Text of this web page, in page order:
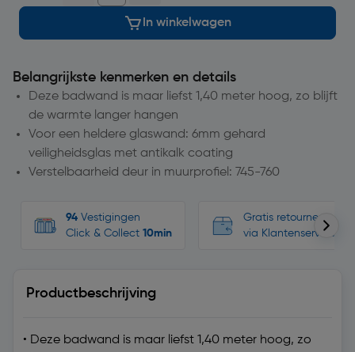
In winkelwagen
Belangrijkste kenmerken en details
Deze badwand is maar liefst 1,40 meter hoog, zo blijft
de warmte langer hangen
Voor een heldere glaswand: 6mm gehard
veiligheidsglas met antikalk coating
Verstelbaarheid deur in muurprofiel: 745-760
94 Vestigingen
Click & Collect 10min
Gratis retourneren,
via Klantenservice
Productbeschrijving
• Deze badwand is maar liefst 1,40 meter hoog, zo